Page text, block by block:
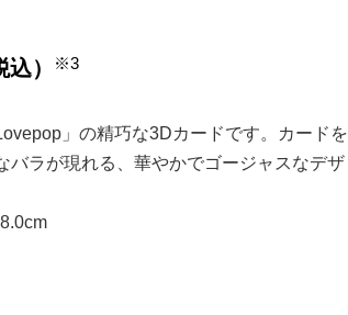
） ※3
」の精巧な3Dカードです。カードを
バラが現れる、華やかでゴージャスなデザ